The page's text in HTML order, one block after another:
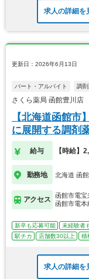
求人の詳細を
更新日：2026年6月13日
パート・アルバイト 調
さくら薬局 函館豊川店
【北海道函館
に展開する調剤
給与 【時給】
勤務地 北海道 函
アクセス
函館市電宝
函館市電本
新卒も応募可能 未経験者
駅チカ
店舗数30以上 積
求人の詳細を